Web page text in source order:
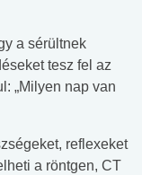
a sérültnek
tesz fel az
„Milyen nap van
reflexeket
a röntgen, CT